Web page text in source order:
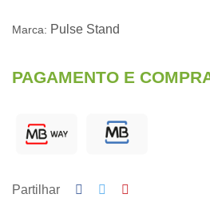
Marca: Pulse Stand
PAGAMENTO E
Partilhar